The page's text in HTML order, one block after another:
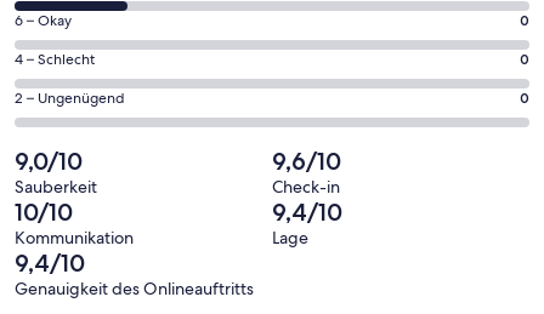
27
Gästebewertungen
haben
eine
Bewertung
von
10
-
Hervorragend
von
insgesamt
27
Gästebewertungen
haben
Bewertung
von
8
-
Gut
0
von
insgesamt
27
Gästebewertungen
haben
eine
Bewertung
von
6
-
Okay
6 – Okay 0
0
von
insgesamt
Gästebewertungen
haben
eine
Bewertung
von
4
4 – Schlecht 0
0
von
insgesamt
27
Gästebewertungen
haben
eine
Bewertung
2 – Ungenügend 0
9,0/10
Sauberkeit
9,6/10
Check-in
10/10
Kommunikation
9,4/10
Lage
9,4/10
Genauigkeit des Onlineauftritts